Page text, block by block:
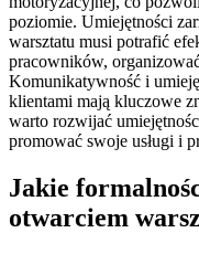
poziomie. Umiejętności
warsztatu musi potrafić
pracowników,
Komunikatywność i
klientami mają kluczowe
warto rozwijać
promować swoje usługi i
Jakie
otwarciem